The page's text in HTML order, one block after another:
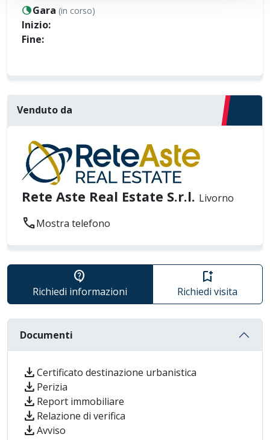
clock_loader_40Gara (in corso)
Inizio:
Fine:
Venduto da
Rete Aste Real Estate S.r.l. Livorno
callMostra telefono
contact_support
Richiedi informazioni
bookmark_add
Richiedi visita
Documenti
downloadCertificato destinazione urbanistica
download Perizia
download Report immobiliare
download Relazione di verifica
downloadAvviso